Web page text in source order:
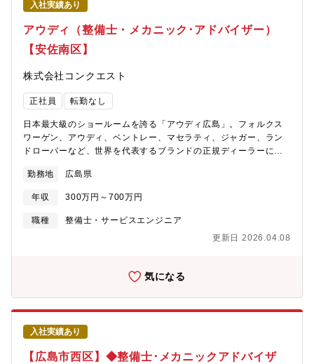
ません。本人から希望がある場合は相談可能です。◎チームワー
ク重視、5～10年スパンでじっくり社員を育てる環境なので非常に
高い定着率！◎通勤アクセスや周辺環境も含め非常に便利な市街
地エリア！
入社実績あり
アウディ（整備士・メカニック･アドバイザー）
【安佐南区】
株式会社コンクエスト
正社員 転勤なし
日本最大級のショールームを誇る「アウディ広島」。フォルクス
ワーゲン、アウディ、ベントレー、マセラティ、ジャガー、ラン
ドローバーなど、世界を代表するブランドの正規ディーラーにて
ディの整備をお任せ致します。基本的に整備だけのため、顧客と
の接客などは発生致しません。整備に対して集中できる環境で
す。【具体的には】■点検業務：ハンドル操作やブレーキの利き、
ベルトやオイルの劣化などをチェックし、問題がある箇所の修
どの為、問題がある箇所の修理、部品交換を行います。■国産車の
ができる点も魅力です。これまでの知識・技術を生かし、幅広
く、深いスキルを身に付け、成長できる環境です。【配属先情
報】Audi広島インター
勤務地 広島県
年収 300万円～700万円
職種
整備士・サービスエンジニア
更新日 2026.04.08
気になる
入社実績あり
【広島市西区】◆整備士･メカニックアドバイザ